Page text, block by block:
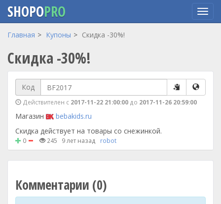
Перейти
основному
содержанию
SHOPOPRO
Главная Купоны Скидка -30%!
Скидка -30%!
Код
Действителен с 2017-11-22 21:00:00 до 2017-11-26 20:59:00
Магазин
bebakids.ru
Скидка действует на товары со снежинкой.
0 245 9 лет назад robot
Комментарии (0)